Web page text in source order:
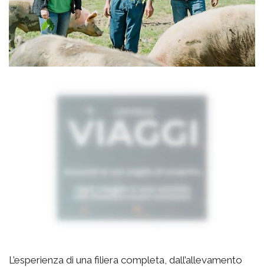
L’esperienza di una filiera completa, dall’allevamento